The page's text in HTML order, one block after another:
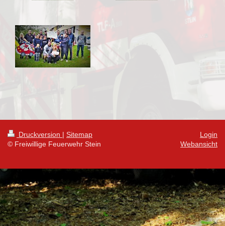
Druckversion | Sitemap
© Freiwillige Feuerwehr Stein
Login
Webansicht